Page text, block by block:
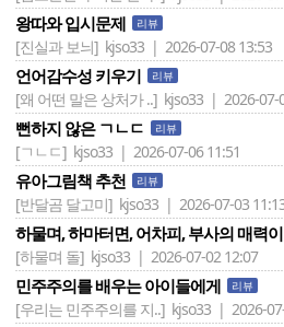
왕따와 입시문제 리뷰
[진실과 보늬] kjso33 | 2026-07-08 13:53
언어감수성 키우기 리뷰
[왜 어떤 말은 상처가 ..] kjso33 | 2026-07-
뻔하지 않은 ㄱㄴㄷ 리뷰
[ㄱㄴㄷ] kjso33 | 2026-07-06 11:51
유아그림책 추천 리뷰
[반달곰 달고미] kjso33 | 2026-07-03
하물며, 하마터면, 어차피, 부사의 매력
[하물며 돌] kjso33 | 2026-07-02 12:07
민주주의를 배우는 아이들에게 리뷰
[우리는 민주주의를 지..] kjso33 | 2026-